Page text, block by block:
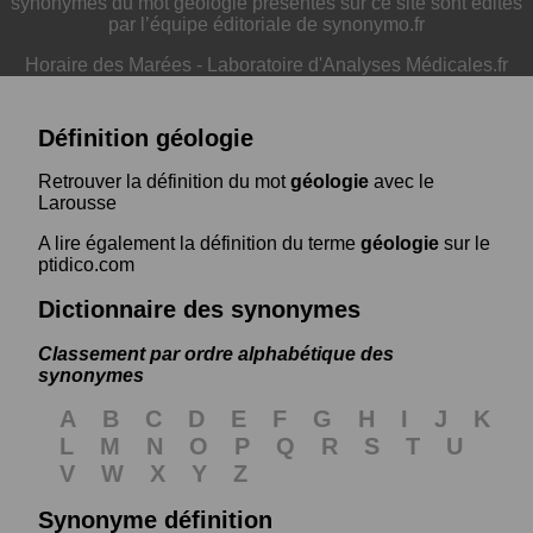
par l’équipe éditoriale de synonymo.fr
Horaire des Marées - Laboratoire d'Analyses Médicales.fr
Définition géologie
Retrouver la définition du motgéologie avec le
Larousse
A lire également la définition du terme géologie sur le
ptidico.com
Dictionnaire des synonymes
Classement par ordre alphabétique des
synonymes
A B C D E F G H I J
K
L
M N O P Q R S T
U
V
W X Y
Z
Synonyme définition